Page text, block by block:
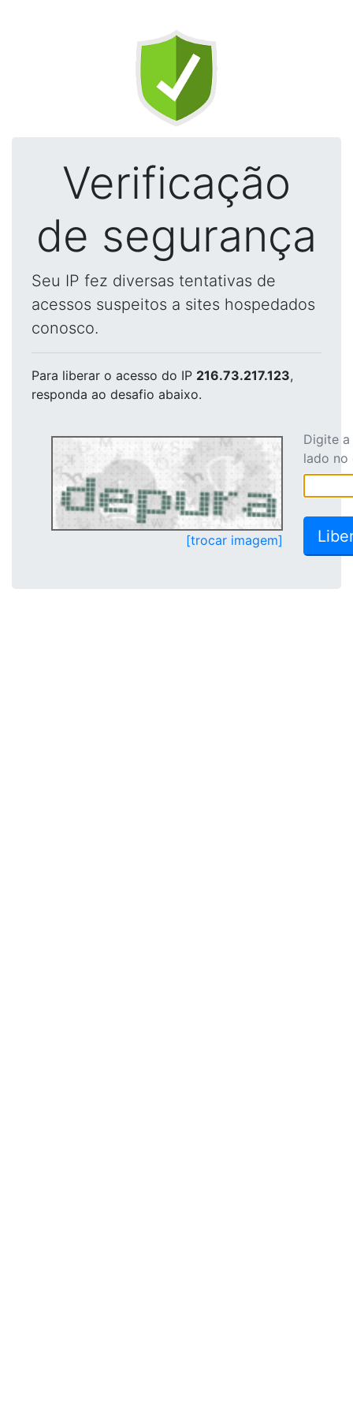
Verificação
de segurança
Seu IP fez diversas tentativas de
acessos suspeitos a sites hospedados
conosco.
Para liberar o acesso do IP 216.73.217.123,
responda ao desafio abaixo.
[trocar imagem]
Digite
lado no